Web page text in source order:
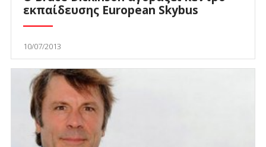
εκπαίδευσης European Skybus
10/07/2013